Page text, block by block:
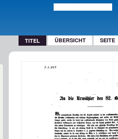
TITEL ÜBERSICHT SEITE